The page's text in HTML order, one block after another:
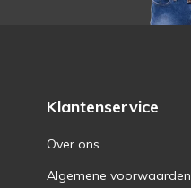
Klantenservice
Over ons
Algemene voorwaarden